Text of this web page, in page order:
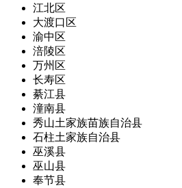
江北区
大渡口区
渝中区
涪陵区
万州区
长寿区
綦江县
潼南县
秀山土家族苗族自治县
石柱土家族自治县
巫溪县
巫山县
奉节县